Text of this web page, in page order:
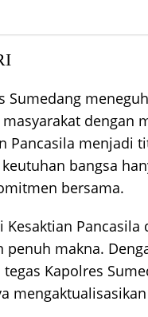
Sumedang
dengan
Pancasila menjadi
bangsa
bersama.
Kesaktian
penuh makna.
Kapolres